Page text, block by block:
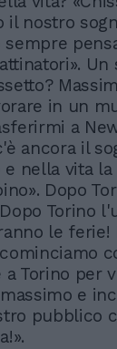
il nostro
sempre
Un
in un
a
ancora il
nella vita
Dopo
Torino
le ferie!
a Torino per
e
pubblico